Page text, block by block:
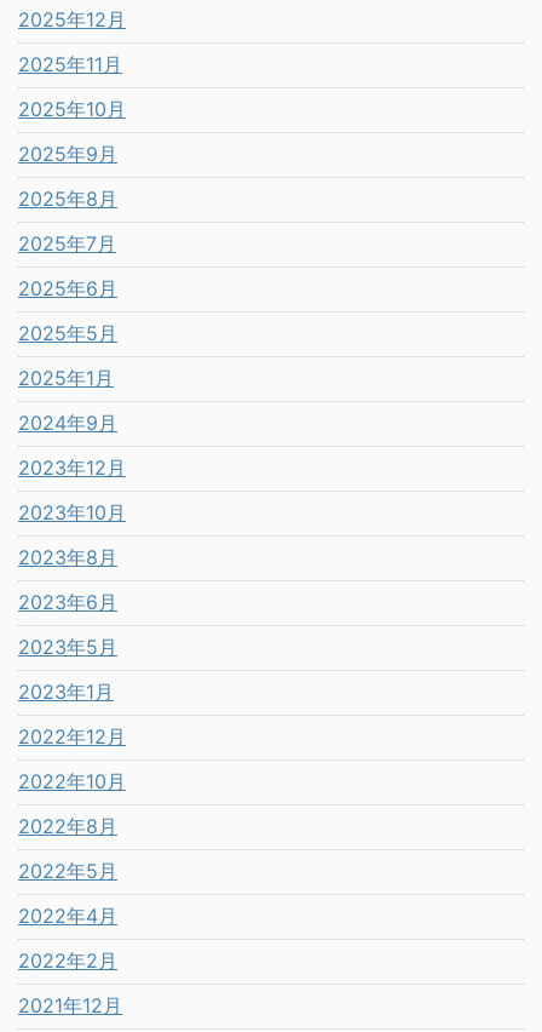
2025年12月
2025年11月
2025年10月
2025年9月
2025年8月
2025年7月
2025年6月
2025年5月
2025年1月
2024年9月
2023年12月
2023年10月
2023年8月
2023年6月
2023年5月
2023年1月
2022年12月
2022年10月
2022年8月
2022年5月
2022年4月
2022年2月
2021年12月